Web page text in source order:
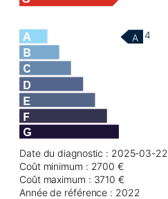
A 4
Date du diagnostic : 2025-03-22
Coût minimum : 2700 €
Coût maximum : 3710 €
Année de référence : 2022